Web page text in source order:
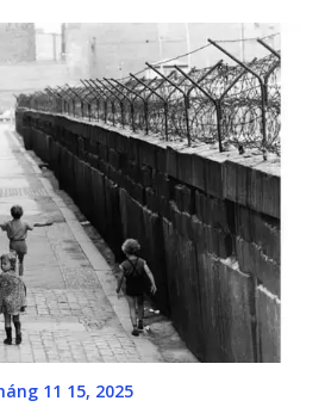
11 15, 2025